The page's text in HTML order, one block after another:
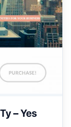
– Yes